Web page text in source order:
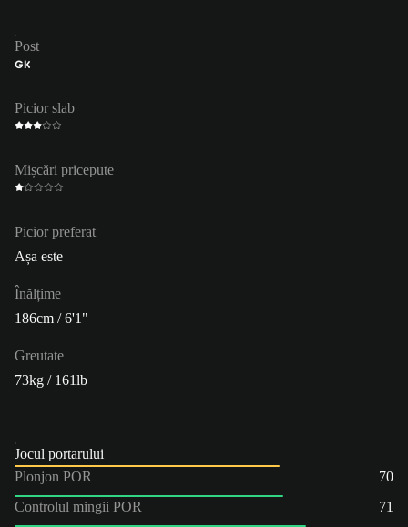
Post
GK
Picior slab
Mișcări pricepute
Picior preferat
Așa este
Înălțime
186cm / 6'1"
Greutate
73kg / 161lb
Jocul portarului
Plonjon POR
70
Controlul mingii POR
71